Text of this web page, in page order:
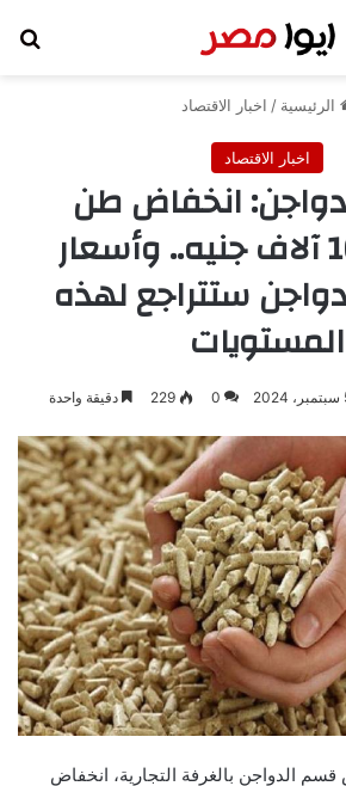
الرئيسية / اخبار الاقتصاد
اخبار الاقتصاد
انخفاض طن
الأعلاف 10 آلاف جنيه.. وأسعار
ستتراجع لهذه
المستويات
0
229 دقيقة واحدة
الدواجن بالغرفة التجارية، انخفاض